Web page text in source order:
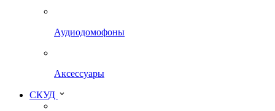
Аудиодомофоны
Аксессуары
СКУД